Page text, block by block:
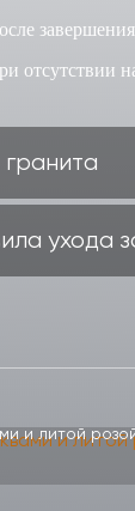
отсутствии
ухода
и литой